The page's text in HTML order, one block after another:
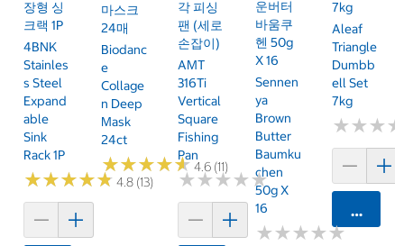
장형 싱
크랙 1P
4BNK
Stainles
S Steel
Expand
Able
Sink
Rack 1P
★★★★★
★★★★★ 4.8 (13)
마스크
24매
Biodanc
E
Collage
N Deep
Mask
24ct
★★★★★
★★★★★4.6 (11)
각 피싱
팬 (세로
손잡이)
AMT
316Ti
Vertical
Square
Fishing
Pan
★★★★★
★★★★★
운버터
바움쿠
헨 50g
X 16
Sennen
Ya
Brown
Butter
Baumku
Chen
50g X
16
★★★★★
★★★★★
7kg
Aleaf
Triangle
Dumbb
Ell Set
7kg
★★★
★★★
카트에